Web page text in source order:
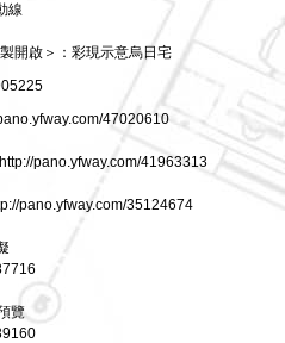
線
開啟＞：彩現示意烏日宅
47020610
41963313
35124674
覽